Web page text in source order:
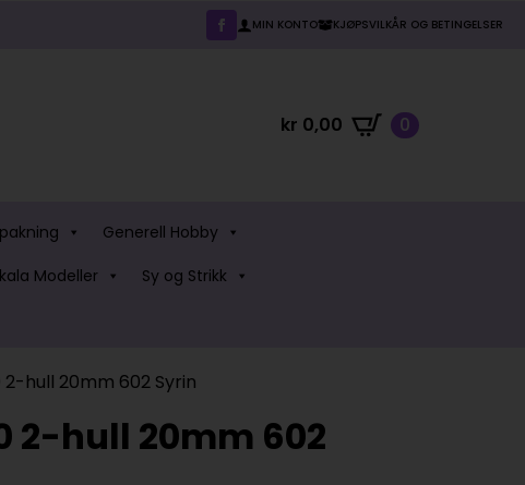
MIN KONTO KJØPSVILKÅR OG BETINGELSER
kr 0,00 0
Generell Hobby
Modeller Sy og Strikk
hull 20mm 602 Syrin
2-hull 20mm 602